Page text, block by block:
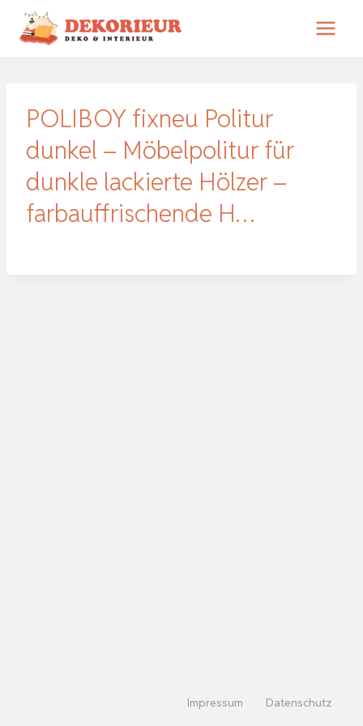
Zum
Inhalt
POLIBOY fixneu Politur
dunkel – Möbelpolitur für
dunkle lackierte Hölzer –
farbauffrischende H…
Impressum Datenschutz